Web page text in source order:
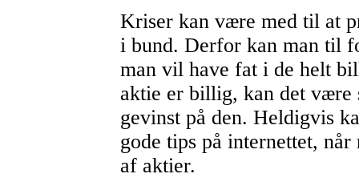
Kriser kan være med til at
i bund. Derfor kan man til
man vil have fat i de helt
aktie er billig, kan det
gevinst på den. Heldigvis
gode tips på internettet,
af aktier.